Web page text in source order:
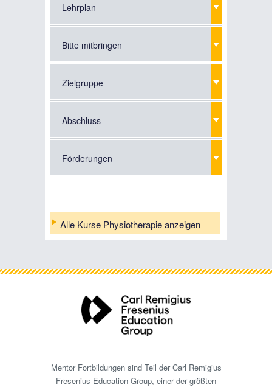
Lehrplan
Bitte mitbringen
Zielgruppe
Abschluss
Förderungen
Alle Kurse Physiotherapie anzeigen
Mentor Fortbildungen sind Teil der Carl Remigius
Fresenius Education Group, einer der größten